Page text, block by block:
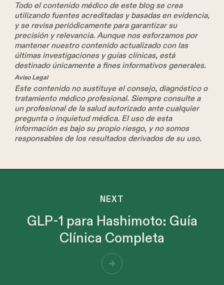
Todo el contenido médico de este blog se crea
utilizando fuentes acreditadas y basadas en evidencia,
y se revisa periódicamente para garantizar su
precisión y relevancia. Aunque nos esforzamos por
mantener nuestro contenido actualizado con las
últimas investigaciones y guías clínicas, está
destinado únicamente a fines informativos generales.
Aviso Legal
Este contenido no sustituye el consejo, diagnóstico o
tratamiento médico profesional. Siempre consulte a
un profesional de la salud autorizado ante cualquier
pregunta o inquietud médica. El uso de esta
información es bajo su propio riesgo, y no somos
responsables de los resultados derivados de su uso.
NEXT
GLP-1 para Hashimoto: Guía
Clínica Completa